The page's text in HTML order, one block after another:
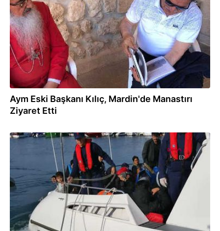
Aym Eski Başkanı Kılıç, Mardin'de Manastırı
Ziyaret Etti
08.05.2018